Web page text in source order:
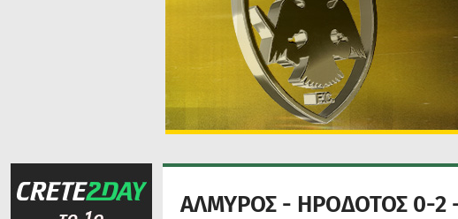
ΑΛΜΥΡΟΣ - ΗΡΟΔΟΤΟΣ 0-2